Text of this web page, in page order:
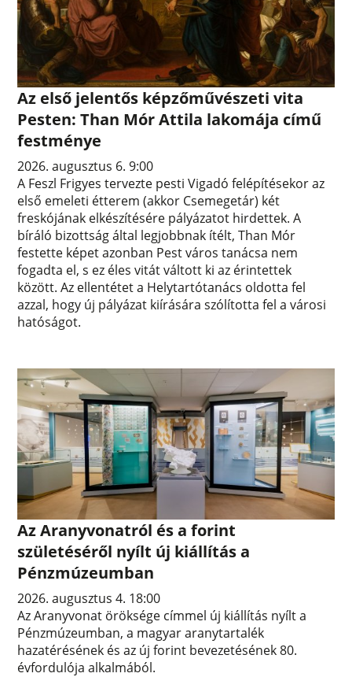
Az első jelentős képzőművészeti vita
Pesten: Than Mór Attila lakomája című
festménye
2026. augusztus 6. 9:00
A Feszl Frigyes tervezte pesti Vigadó felépítésekor az
első emeleti étterem (akkor Csemegetár) két
freskójának elkészítésére pályázatot hirdettek. A
bíráló bizottság által legjobbnak ítélt, Than Mór
festette képet azonban Pest város tanácsa nem
fogadta el, s ez éles vitát váltott ki az érintettek
között. Az ellentétet a Helytartótanács oldotta fel
azzal, hogy új pályázat kiírására szólította fel a városi
hatóságot.
Az Aranyvonatról és a forint
születéséről nyílt új kiállítás a
Pénzmúzeumban
2026. augusztus 4. 18:00
Az Aranyvonat öröksége címmel új kiállítás nyílt a
Pénzmúzeumban, a magyar aranytartalék
hazatérésének és az új forint bevezetésének 80.
évfordulója alkalmából.